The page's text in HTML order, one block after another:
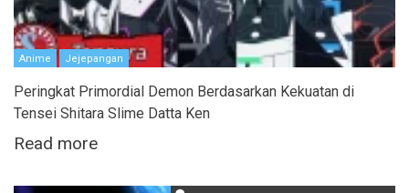
Anime Jejepangan
Peringkat Primordial Demon Berdasarkan Kekuatan di
Tensei Shitara Slime Datta Ken
Read more